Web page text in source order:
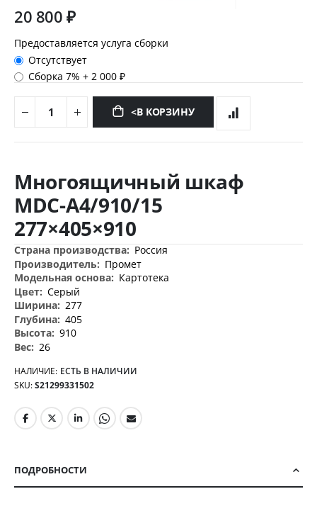
20 800 ₽
Предоставляется услуга сборки
Отсутствует
Сборка 7%+2 000 ₽
<В КОРЗИНУ
к
началу
изображений
Многоящичный шкаф
MDC-A4/910/15
277×405×910
Дополнительная
информация
Россия
Промет
Картотека
Серый
277
405
910
26
НАЛИЧИЕ: ЕСТЬ В НАЛИЧИИ
SKU S21299331502
ПОДРОБНОСТИ